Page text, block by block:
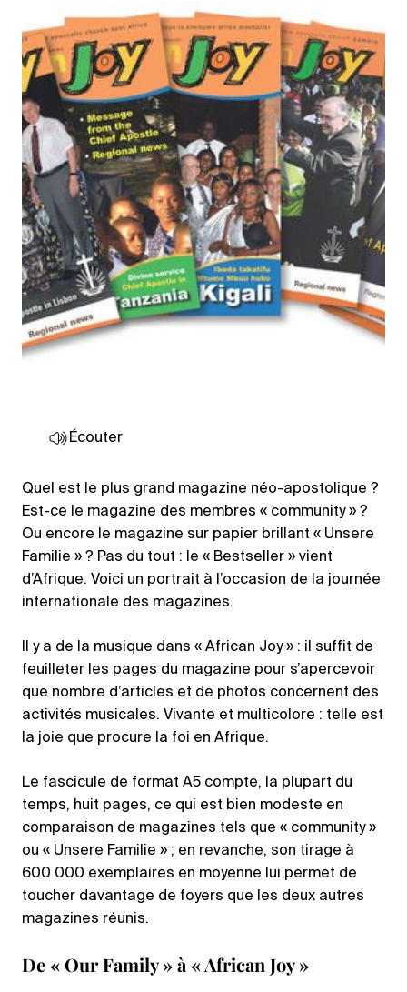
Écouter
Quel est le plus grand magazine néo-apostolique ?
Est-ce le magazine des membres « community » ?
Ou encore le magazine sur papier brillant « Unsere
Familie » ? Pas du tout : le « Bestseller » vient
d’Afrique. Voici un portrait à l’occasion de la journée
internationale des magazines.
Il y a de la musique dans « African Joy » : il suffit de
feuilleter les pages du magazine pour s’apercevoir
que nombre d’articles et de photos concernent des
activités musicales. Vivante et multicolore : telle est
la joie que procure la foi en Afrique.
Le fascicule de format A5 compte, la plupart du
temps, huit pages, ce qui est bien modeste en
comparaison de magazines tels que « community »
ou « Unsere Familie » ; en revanche, son tirage à
600 000 exemplaires en moyenne lui permet de
toucher davantage de foyers que les deux autres
magazines réunis.
De « Our Family » à « African Joy »